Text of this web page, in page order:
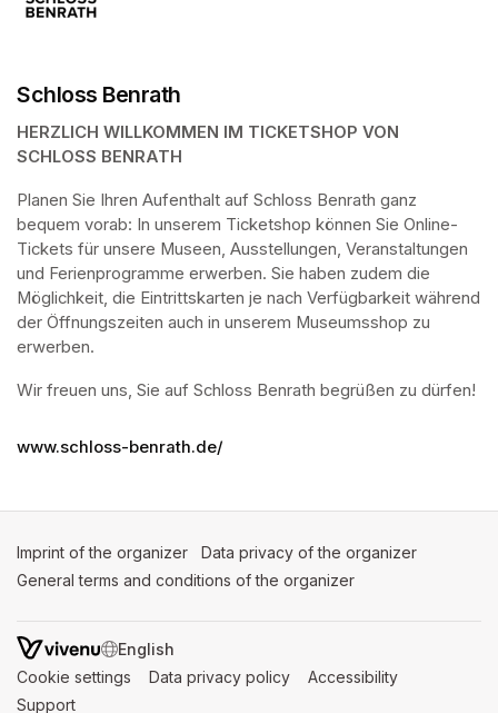
Schloss Benrath
HERZLICH WILLKOMMEN IM TICKETSHOP VON
SCHLOSS BENRATH
Planen Sie Ihren Aufenthalt auf Schloss Benrath ganz
bequem vorab: In unserem Ticketshop können Sie Online-
Tickets für unsere Museen, Ausstellungen, Veranstaltungen
und Ferienprogramme erwerben. Sie haben zudem die
Möglichkeit, die Eintrittskarten je nach Verfügbarkeit während
der Öffnungszeiten auch in unserem Museumsshop zu
erwerben.
Wir freuen uns, Sie auf Schloss Benrath begrüßen zu dürfen!
www.schloss-benrath.de/
Imprint of the organizer (opens in a new tab)
Data privacy of the organizer
General terms and conditions of the organizer
SWITCH LANGUAGE
Cookie settings (opens in a new tab)
Data privacy policy (opens in a new tab)
Accessibility
Support